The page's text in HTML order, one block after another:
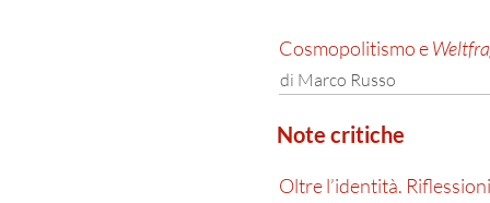
Cosmopolitismo e
di Marco Russo
Note critiche
Oltre l’identità.